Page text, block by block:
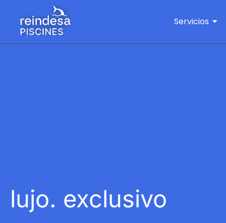
Servicios
lujo. exclusivo